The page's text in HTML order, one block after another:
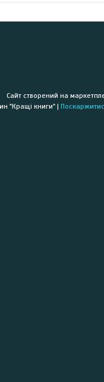
Сайт створений на
Книжковий інтернет-магазин "Кращі книги" |